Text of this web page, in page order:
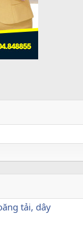
tải, dây